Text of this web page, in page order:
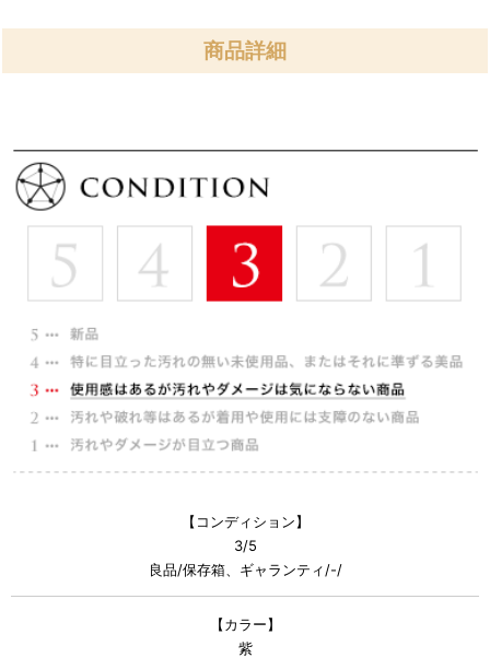
商品詳細
【コンディション】
3/5
良品/保存箱、ギャランティ/-/
【カラー】
紫